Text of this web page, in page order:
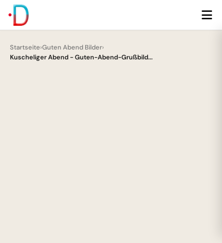
Startseite›Guten Abend Bilder›
Kuscheliger Abend - Guten-Abend-Grußbild...